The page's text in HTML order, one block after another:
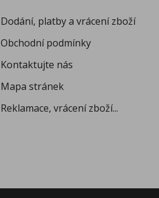
Dodání, platby a vrácení zboží
Obchodní podmínky
Kontaktujte nás
Mapa stránek
Reklamace, vrácení zboží...